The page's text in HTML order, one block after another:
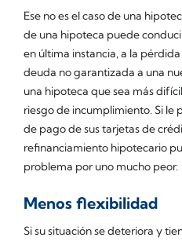
Ese no es el caso de una
de una hipoteca puede
en última instancia, a la
deuda no garantizada a una
una hipoteca que sea más
riesgo de incumplimiento. Si le
de pago de sus tarjetas de
refinanciamiento hipotecario
problema por uno mucho peor.
Menos flexibilidad
Si su situación se deteriora y